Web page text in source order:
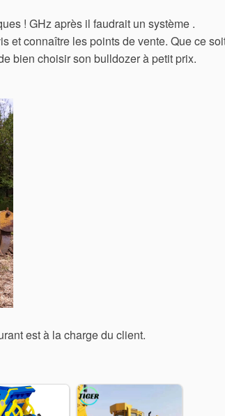
! GHz après il faudrait un système .
et connaître les points de vente. Que ce
bien choisir son bulldozer à petit prix.
est à la charge du client.